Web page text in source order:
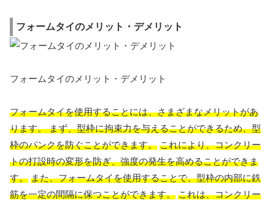
フォームタイのメリット・デメリット
フォームタイのメリット・デメリット
フォームタイを使用することには、さまざまなメリットがあ
ります。 まず、型枠に拘束力を与えることができるため、型
枠のパンクを防ぐことができます。 これにより、コンクリー
トの打設時の変形を防ぎ、強度の発生を高めることができま
す。 また、フォームタイを使用することで、型枠の内部に鉄
筋を一定の間隔に保つことができます。 これは、コンクリー